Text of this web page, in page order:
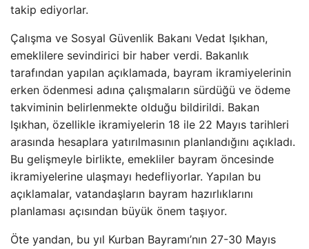
takip ediyorlar.
Çalışma ve Sosyal Güvenlik Bakanı Vedat Işıkhan,
emeklilere sevindirici bir haber verdi. Bakanlık
tarafından yapılan açıklamada, bayram ikramiyelerinin
erken ödenmesi adına çalışmaların sürdüğü ve ödeme
takviminin belirlenmekte olduğu bildirildi. Bakan
Işıkhan, özellikle ikramiyelerin 18 ile 22 Mayıs tarihleri
arasında hesaplara yatırılmasının planlandığını açıkladı.
Bu gelişmeyle birlikte, emekliler bayram öncesinde
ikramiyelerine ulaşmayı hedefliyorlar. Yapılan bu
açıklamalar, vatandaşların bayram hazırlıklarını
planlaması açısından büyük önem taşıyor.
Öte yandan, bu yıl Kurban Bayramı’nın 27-30 Mayıs